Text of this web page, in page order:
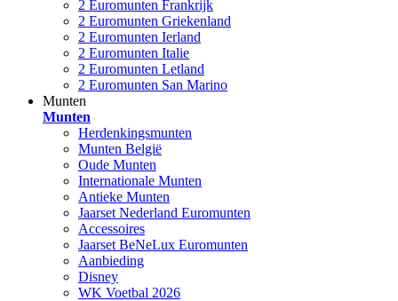
2 Euromunten Frankrijk
2 Euromunten Griekenland
2 Euromunten Ierland
2 Euromunten Italie
2 Euromunten Letland
2 Euromunten San Marino
Munten
Munten
Herdenkingsmunten
Munten België
Oude Munten
Internationale Munten
Antieke Munten
Jaarset Nederland Euromunten
Accessoires
Jaarset BeNeLux Euromunten
Aanbieding
Disney
WK Voetbal 2026